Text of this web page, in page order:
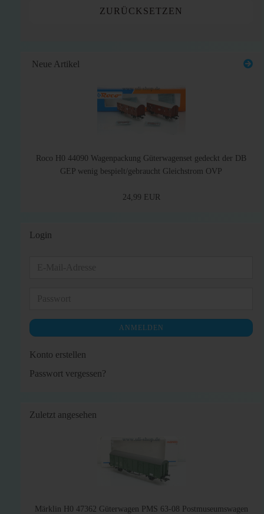
ZURÜCKSETZEN
Neue Artikel
Roco H0 44090 Wagenpackung Güterwagenset gedeckt der DB
GEP wenig bespielt/gebraucht Gleichstrom OVP
24,99 EUR
Login
ANMELDEN
Konto erstellen
Passwort vergessen?
Zuletzt angesehen
Märklin H0 47362 Güterwagen PMS 63-08 Postmuseumswagen